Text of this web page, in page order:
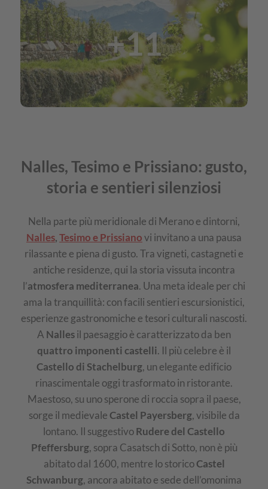
Paesini
dal
fascino
unico
+11
Nalles, Tesimo e Prissiano: gusto,
storia e sentieri silenziosi
Nella parte più meridionale di Merano e dintorni,
Nalles,Tesimo e Prissianovi invitano a una pausa
rilassante e piena di gusto. Tra vigneti, castagneti e
antiche residenze, qui la storia vissuta incontra
l’atmosfera mediterranea. Una meta ideale per chi
ama la tranquillità: con facili sentieri escursionistici,
esperienze gastronomiche e tesori culturali nascosti.
A Nallesil paesaggio è caratterizzato da ben
quattro imponenti castelli. Il più celebre è il
Castello di Stachelburg, un elegante edificio
rinascimentale oggi trasformato in ristorante.
Maestoso, su uno sperone di roccia sopra il paese,
sorge il medievale Castel Payersberg, visibile da
lontano. Il suggestivoRudere del Castello
Pfeffersburg, sopra Casatsch di Sotto, non è più
abitato dal 1600, mentre lo storicoCastel
Schwanburg, ancora abitato e sede dell’omonima